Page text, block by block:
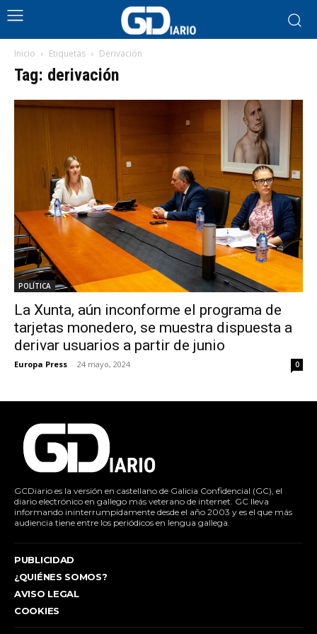
Inicio Etiquetas Derivación
Tag: derivación
POLÍTICA
La Xunta, aún inconforme el programa de
tarjetas monedero, se muestra dispuesta a
derivar usuarios a partir de junio
Europa Press - 24 mayo, 2024 0
GCDiario es la versión en castellano de Galicia Confidencial (GC), el
diario electrónico en gallego más veterano de internet. GC lleva
informando ininterrumpidamente desde el año 2003 y es el que más
audiencia tiene entre los periódicos en lengua gallega.
PUBLICIDAD
¿QUIÉNES SOMOS?
AVISO LEGAL
COOKIES